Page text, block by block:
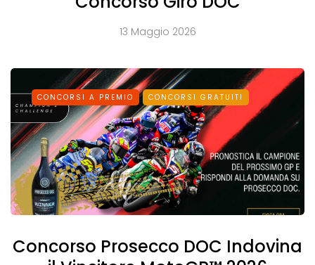
13 Maggio 2026
CONCORSI A PREMIO CONCORSI GRATUITI
Concorso Prosecco DOC Indovina